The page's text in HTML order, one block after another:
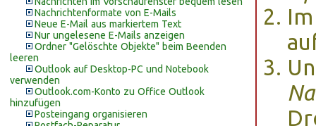
Nachrichtenformate von E-Mails
Neue E-Mail aus markiertem Text
Nur ungelesene E-Mails anzeigen
Ordner "Gelöschte Objekte" beim Beenden
leeren
Outlook auf Desktop-PC und Notebook
verwenden
Outlook.com-Konto zu Office Outlook
hinzufügen
Posteingang organisieren